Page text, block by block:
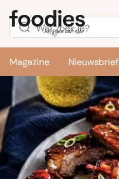
Magazine Nieuwsbrief